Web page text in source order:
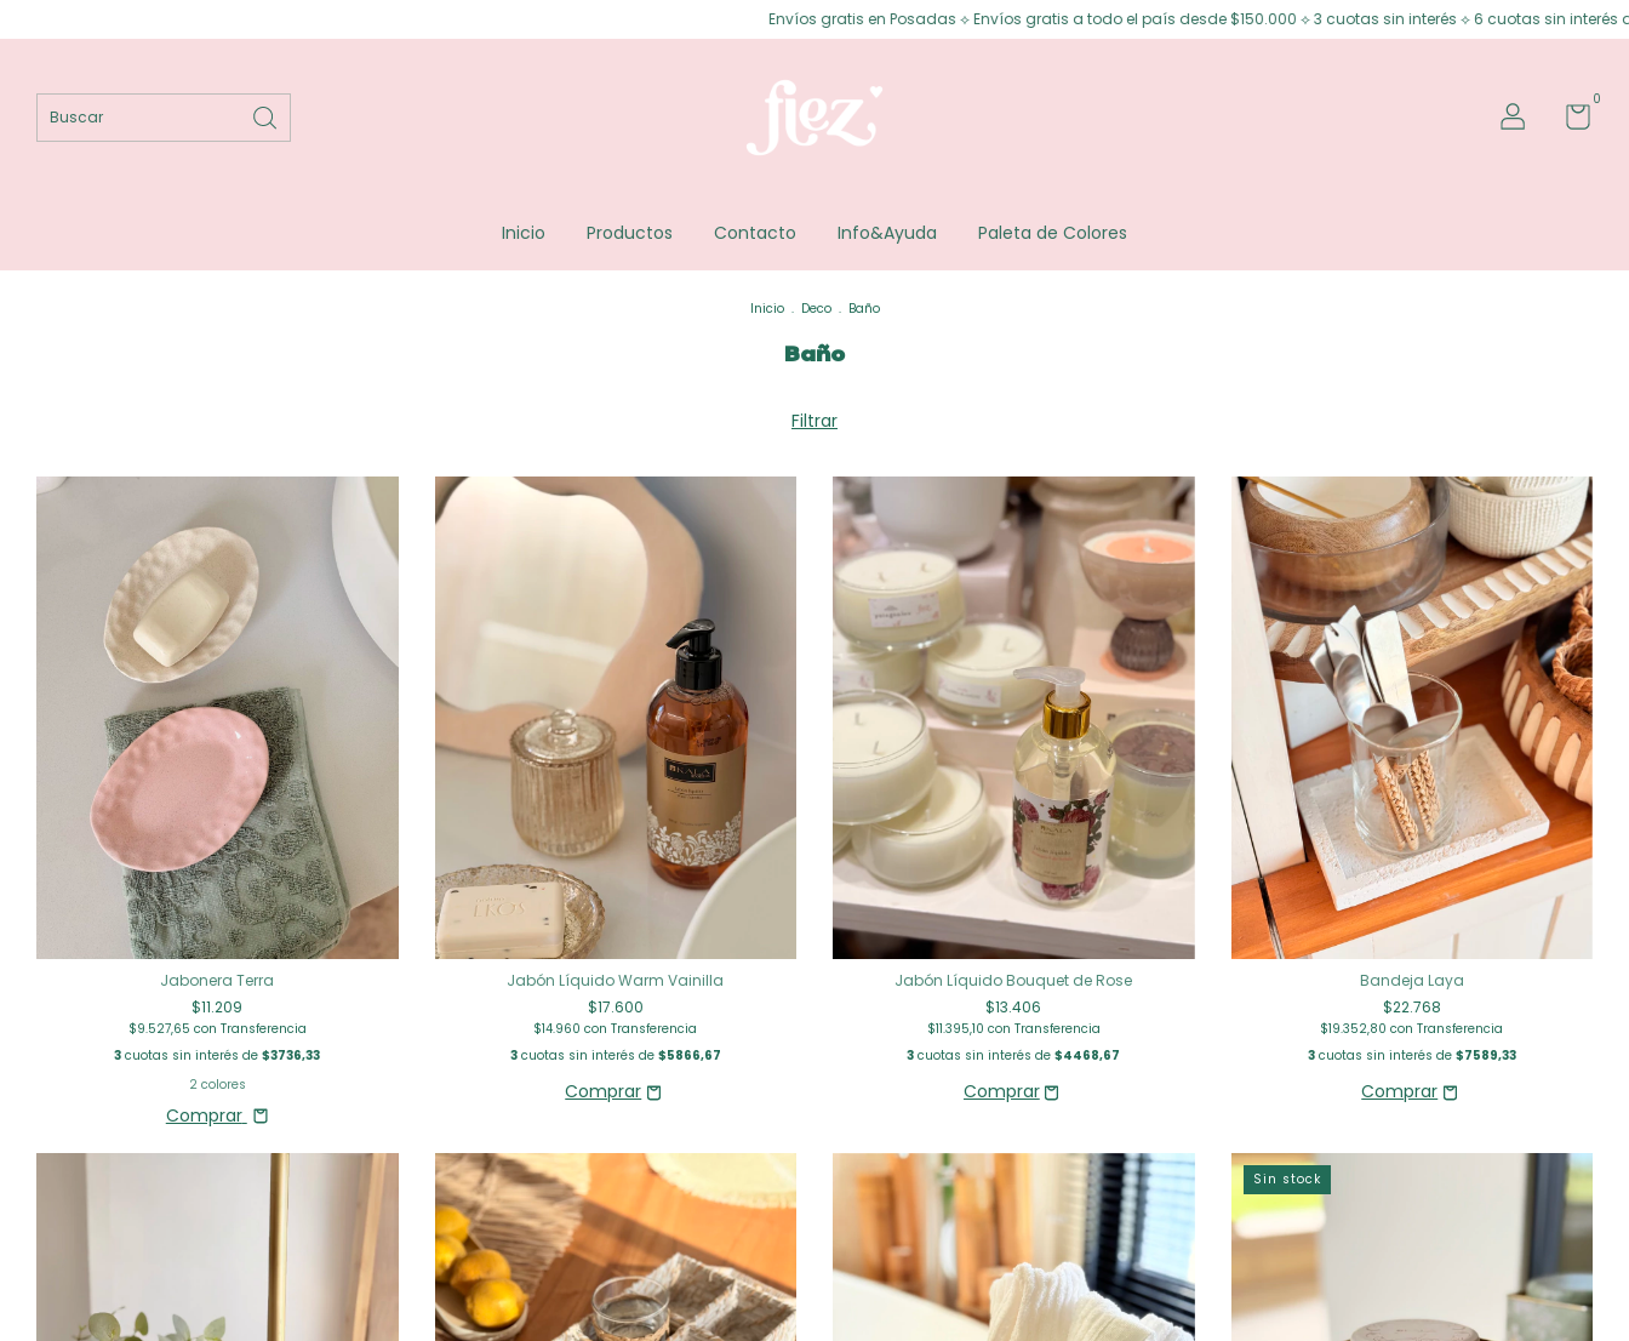
Envíos gratis en Posadas ⟡ Envíos gratis a todo el país desde $150.000 ⟡ 3 cuotas sin interés ⟡ 6 cuotas sin interés desde $200.000 ⟡ 15% OFF
0
Inicio Productos Contacto Info&Ayuda Paleta de Colores
Inicio . Deco . Baño
Baño
Filtrar
Jabonera Terra
$11.209
$9.527,65 con Transferencia
3 cuotas sin interés de$3736,33
2 colores
Comprar
Jabón Líquido Warm Vainilla
$17.600
$14.960con Transferencia
3cuotas sin interés de $5866,67
Jabón Líquido Bouquet de Rose
$13.406
$11.395,10 con Transferencia
3 cuotas sin interés de$4468,67
Bandeja Laya
$22.768
$19.352,80con Transferencia
3cuotas sin interés de $7589,33
Sin stock